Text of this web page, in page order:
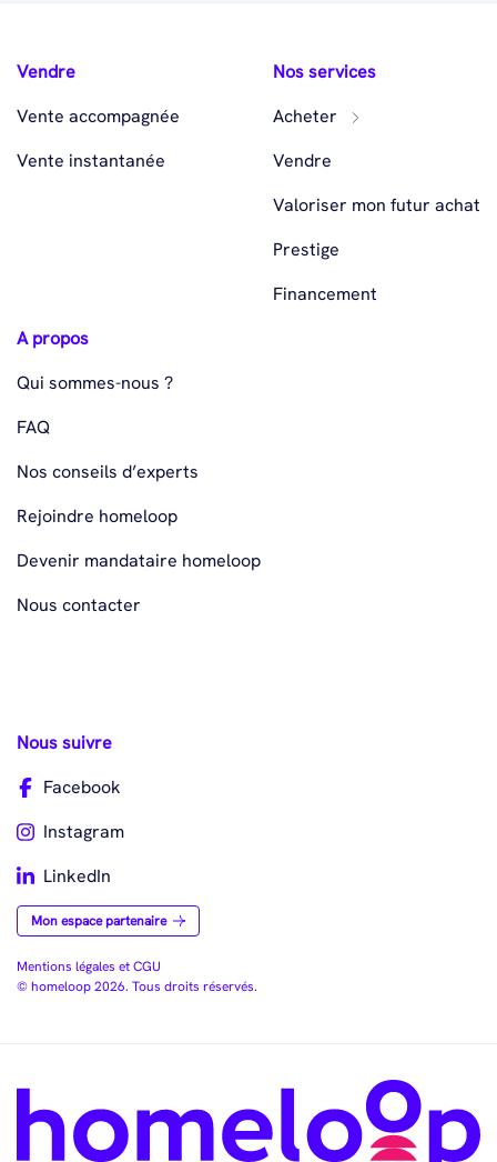
Vendre
Vente accompagnée
Vente instantanée
Nos services
Acheter
Vendre
Valoriser mon futur achat
Prestige
Financement
A propos
Qui sommes-nous ?
FAQ
Nos conseils d’experts
Rejoindre homeloop
Devenir mandataire homeloop
Nous contacter
Nous suivre
Facebook
Instagram
LinkedIn
Mon espace partenaire
Mentions légales et CGU
© homeloop 2026. Tous droits réservés.